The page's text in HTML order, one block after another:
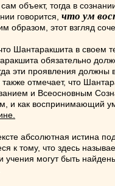
объект, тогда в
говорится, что ум
образом, этот взгляд
в своем
обязательно
эти проявления должны
отмечает, что
и Всеосновным
и как воспринимающий
абсолютная истина
к тому, что здесь
могут быть